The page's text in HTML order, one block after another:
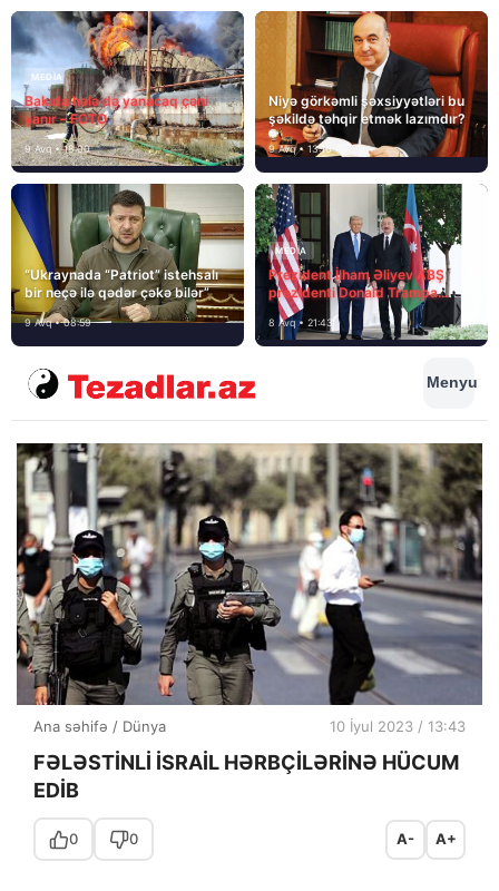
MEDİA
Bakıda hələ də yanacaq çəni
yanır – FOTO
9 Avq • 18:00
Niyə görkəmli şəxsiyyətləri bu
şəkildə təhqir etmək lazımdır?
9 Avq • 13:16
“Ukraynada “Patriot” istehsalı
bir neçə ilə qədər çəkə bilər”
9 Avq • 08:59
MEDİA
Prezident İlham Əliyev ABŞ
prezidenti Donald Trampa
məktubunda yazıb ki…
8 Avq • 21:43
Menyu
Ana səhifə / Dünya 10 İyul 2023 / 13:43
FƏLƏSTİNLİ İSRAİL HƏRBÇİLƏRİNƏ HÜCUM
EDİB
0 0 A- A+